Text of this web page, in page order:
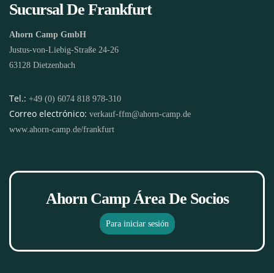
Sucursal De Frankfurt
Ahorn Camp GmbH
Justus-von-Liebig-Straße 24-26
63128 Dietzenbach
Tel.: +49 (0) 6074 818 978-310
Correo electrónico: verkauf-ffm@ahorn-camp.de
www.ahorn-camp.de/frankfurt
Ahorn Camp Área De Socios
Para iniciar sesión